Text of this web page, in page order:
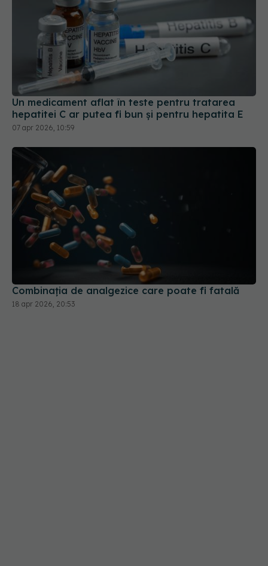
Un medicament aflat în teste pentru tratarea
hepatitei C ar putea fi bun și pentru hepatita E
07 apr 2026, 10:59
Combinația de analgezice care poate fi fatală
18 apr 2026, 20:53